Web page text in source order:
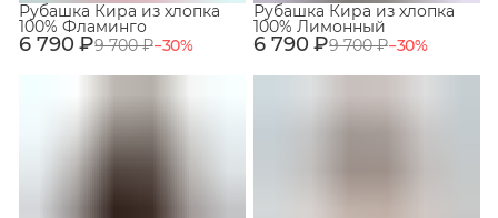
6 790 ₽9 700 ₽−30%
Рубашка Кира из хлопка
100% Фламинго
6 790 ₽9 700 ₽−30%
Рубашка Кира из хлопка
100% Лимонный